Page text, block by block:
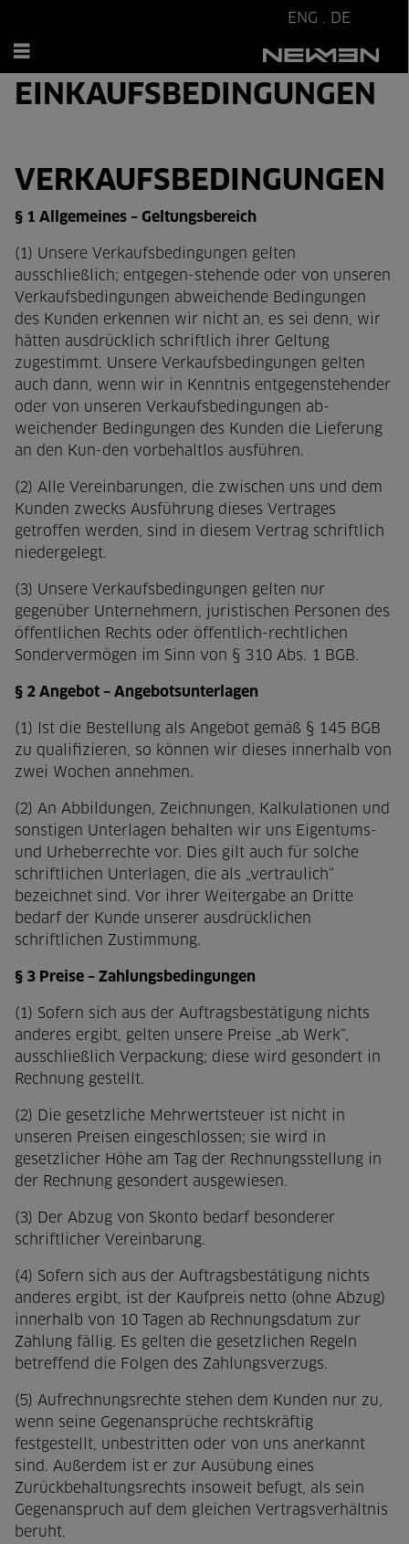
ENG . DE
AGB VERKAUFS- UND
EINKAUFSBEDINGUNGEN
VERKAUFSBEDINGUNGEN
§ 1 Allgemeines – Geltungsbereich
(1) Unsere Verkaufsbedingungen gelten
ausschließlich; entgegen-stehende oder von unseren
Verkaufsbedingungen abweichende Bedingungen
des Kunden erkennen wir nicht an, es sei denn, wir
hätten ausdrücklich schriftlich ihrer Geltung
zugestimmt. Unsere Verkaufsbedingungen gelten
auch dann, wenn wir in Kenntnis entgegenstehender
oder von unseren Verkaufsbedingungen ab-
weichender Bedingungen des Kunden die Lieferung
an den Kun-den vorbehaltlos ausführen.
(2) Alle Vereinbarungen, die zwischen uns und dem
Kunden zwecks Ausführung dieses Vertrages
getroffen werden, sind in diesem Vertrag schriftlich
niedergelegt.
(3) Unsere Verkaufsbedingungen gelten nur
gegenüber Unternehmern, juristischen Personen des
öffentlichen Rechts oder öffentlich-rechtlichen
Sondervermögen im Sinn von § 310 Abs. 1 BGB.
§ 2 Angebot – Angebotsunterlagen
(1) Ist die Bestellung als Angebot gemäß § 145 BGB
zu qualifizieren, so können wir dieses innerhalb von
zwei Wochen annehmen.
(2) An Abbildungen, Zeichnungen, Kalkulationen und
sonstigen Unterlagen behalten wir uns Eigentums-
und Urheberrechte vor. Dies gilt auch für solche
schriftlichen Unterlagen, die als „vertraulich“
bezeichnet sind. Vor ihrer Weitergabe an Dritte
bedarf der Kunde unserer ausdrücklichen
schriftlichen Zustimmung.
§ 3 Preise – Zahlungsbedingungen
(1) Sofern sich aus der Auftragsbestätigung nichts
anderes ergibt, gelten unsere Preise „ab Werk“,
ausschließlich Verpackung; diese wird gesondert in
Rechnung gestellt.
(2) Die gesetzliche Mehrwertsteuer ist nicht in
unseren Preisen eingeschlossen; sie wird in
gesetzlicher Höhe am Tag der Rechnungsstellung in
der Rechnung gesondert ausgewiesen.
(3) Der Abzug von Skonto bedarf besonderer
schriftlicher Vereinbarung.
(4) Sofern sich aus der Auftragsbestätigung nichts
anderes ergibt, ist der Kaufpreis netto (ohne Abzug)
innerhalb von 10 Tagen ab Rechnungsdatum zur
Zahlung fällig. Es gelten die gesetzlichen Regeln
betreffend die Folgen des Zahlungsverzugs.
(5) Aufrechnungsrechte stehen dem Kunden nur zu,
wenn seine Gegenansprüche rechtskräftig
festgestellt, unbestritten oder von uns anerkannt
sind. Außerdem ist er zur Ausübung eines
Zurückbehaltungsrechts insoweit befugt, als sein
Gegenanspruch auf dem gleichen Vertragsverhältnis
beruht.